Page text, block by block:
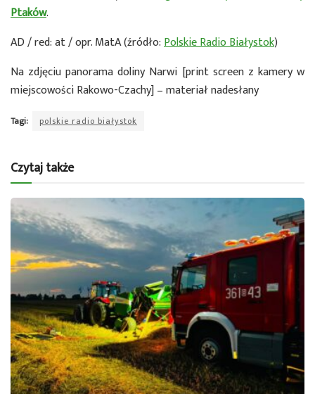
Ptaków.
AD / red: at / opr. MatA (źródło:Polskie Radio Białystok)
Na zdjęciu panorama doliny Narwi [print screen z kamery w
miejscowości Rakowo-Czachy] – materiał nadesłany
Tagi: polskie radio białystok
Czytaj także